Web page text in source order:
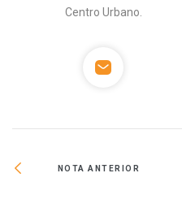
Centro Urbano.
NOTA ANTERIOR